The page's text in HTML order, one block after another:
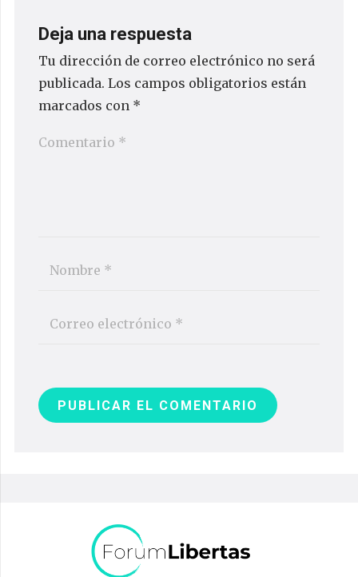
Deja una respuesta
Tu dirección de correo electrónico no será
publicada. Los campos obligatorios están
marcados con *
PUBLICAR EL COMENTARIO